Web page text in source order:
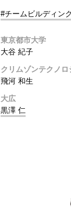
#チームビルディン
東京都市大学
大谷 紀子
クリムゾンテクノロ
飛河 和生
大広
黒澤 仁